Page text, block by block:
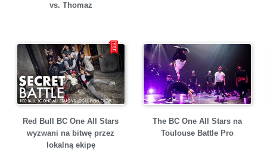
vs. Thomaz
Red Bull BC One All Stars
wyzwani na bitwę przez
lokalną ekipę
The BC One All Stars na
Toulouse Battle Pro